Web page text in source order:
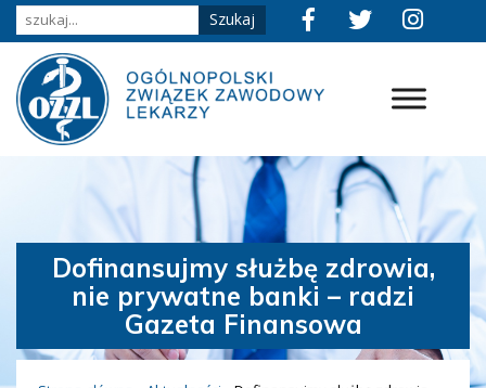
Dofinansujmy służbę zdrowia,
nie prywatne banki – radzi
Gazeta Finansowa